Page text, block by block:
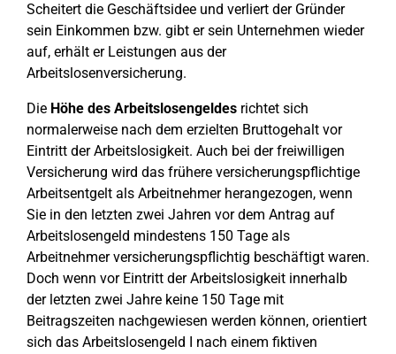
Scheitert die Geschäftsidee und verliert der Gründer
sein Einkommen bzw. gibt er sein Unternehmen wieder
auf, erhält er Leistungen aus der
Arbeitslosenversicherung.
Die Höhe des Arbeitslosengeldes richtet sich
normalerweise nach dem erzielten Bruttogehalt vor
Eintritt der Arbeitslosigkeit. Auch bei der freiwilligen
Versicherung wird das frühere versicherungspflichtige
Arbeitsentgelt als Arbeitnehmer herangezogen, wenn
Sie in den letzten zwei Jahren vor dem Antrag auf
Arbeitslosengeld mindestens 150 Tage als
Arbeitnehmer versicherungspflichtig beschäftigt waren.
Doch wenn vor Eintritt der Arbeitslosigkeit innerhalb
der letzten zwei Jahre keine 150 Tage mit
Beitragszeiten nachgewiesen werden können, orientiert
sich das Arbeitslosengeld I nach einem fiktiven